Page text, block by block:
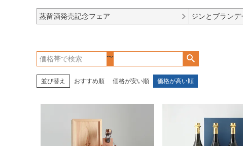
蒸留酒発売記念フェア ジンとブランデ
〜
並び替え おすすめ順 価格が安い順 価格が高い順